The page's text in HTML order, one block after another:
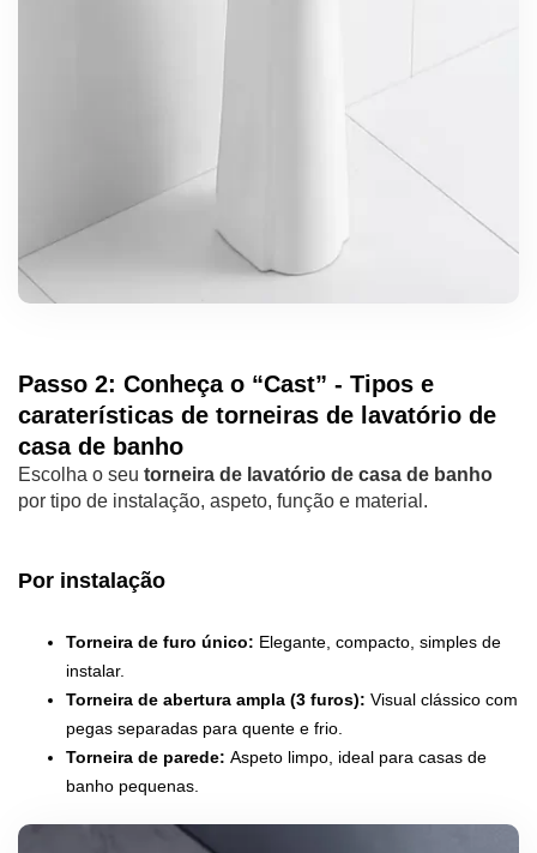
Passo 2: Conheça o “Cast” - Tipos e
caraterísticas de torneiras de lavatório de
casa de banho
Escolha o seu torneira de lavatório de casa de banho
por tipo de instalação, aspeto, função e material.
Por instalação
Torneira de furo único: Elegante, compacto, simples de
instalar.
Torneira de abertura ampla (3 furos): Visual clássico com
pegas separadas para quente e frio.
Torneira de parede: Aspeto limpo, ideal para casas de
banho pequenas.